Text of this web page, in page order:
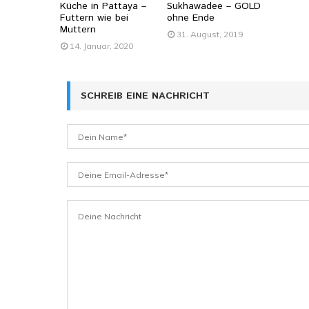
Küche in Pattaya –
Futtern wie bei
Muttern
14. Januar, 2020
Sukhawadee – GOLD
ohne Ende
31. August, 2019
SCHREIB EINE NACHRICHT